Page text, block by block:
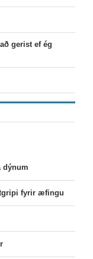
gerist ef ég
dýnum
fyrir æfingu